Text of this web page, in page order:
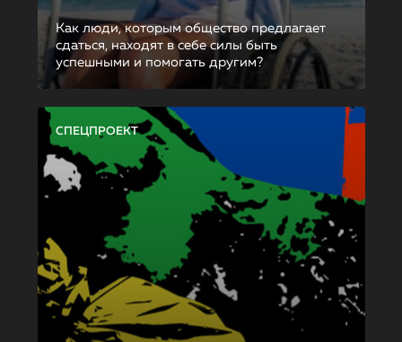
Как люди, которым общество предлагает
сдаться, находят в себе силы быть
успешными и помогать другим?
СПЕЦПРОЕКТ